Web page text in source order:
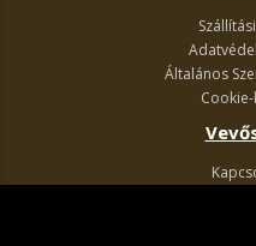
Általános